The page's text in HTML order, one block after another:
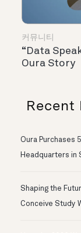
커뮤니티
“Data
Oura Story
Recent
Oura Purchases
Headquarters in
Shaping the
Conceive Study